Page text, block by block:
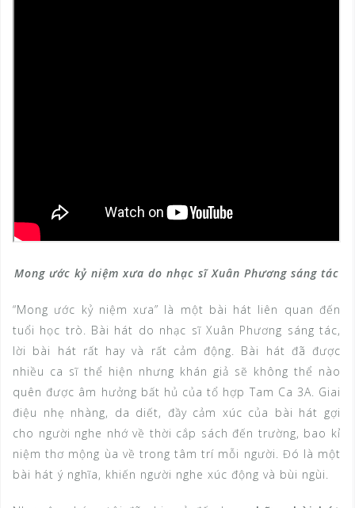
Mong ước kỷ niệm xưa do nhạc sĩ Xuân Phương sáng tác
“Mong ước kỷ niệm xưa” là một bài hát liên quan đến
tuổi học trò. Bài hát do nhạc sĩ Xuân Phương sáng tác,
lời bài hát rất hay và rất cảm động. Bài hát đã được
nhiều ca sĩ thể hiện nhưng khán giả sẽ không thể nào
quên được âm hưởng bất hủ của tổ hợp Tam Ca 3A. Giai
điệu nhẹ nhàng, da diết, đầy cảm xúc của bài hát gợi
cho người nghe nhớ về thời cắp sách đến trường, bao kỉ
niệm thơ mộng ùa về trong tâm trí mỗi người. Đó là một
bài hát ý nghĩa, khiến người nghe xúc động và bùi ngùi.